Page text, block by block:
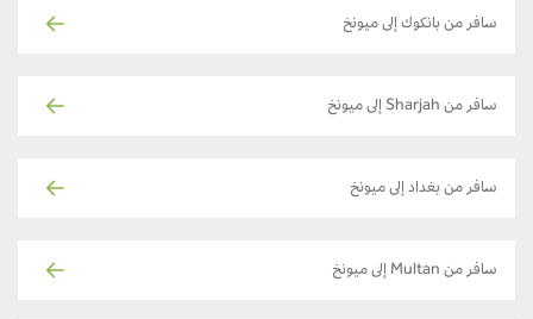
سافر من بانكوك إلى ميونخ
سافر من Sharjah إلى ميونخ
سافر من بغداد إلى ميونخ
سافر من Multan إلى ميونخ